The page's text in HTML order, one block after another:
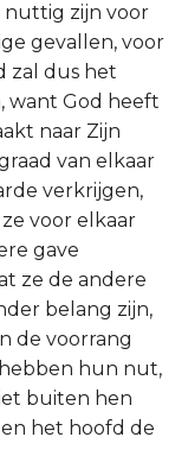
nuttig zijn voor
gevallen, voor
zal dus het
want God heeft
naar Zijn
van elkaar
verkrijgen,
voor elkaar
gave
ze de andere
belang zijn,
de voorrang
hun nut,
buiten hen
het hoofd de